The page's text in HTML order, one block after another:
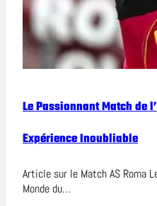
Le Passionnant Match de
Expérience Inoubliable
Article sur le Match AS Roma
Monde du…